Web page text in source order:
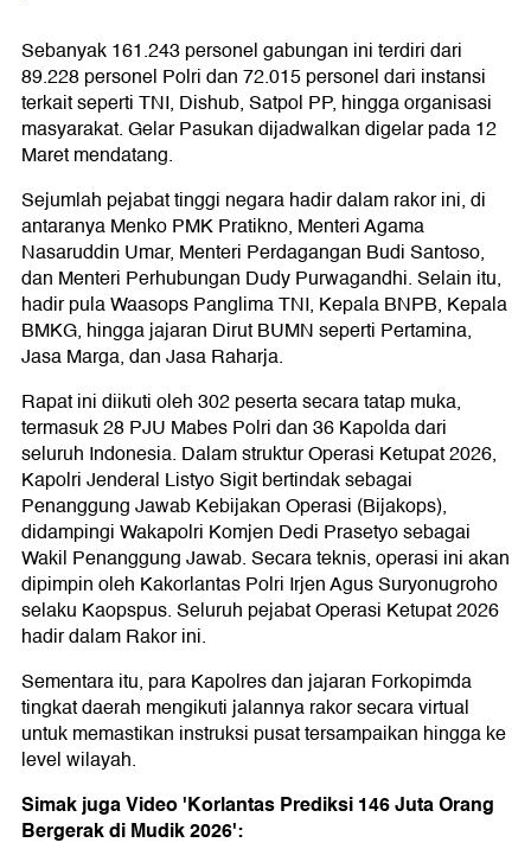
Sebanyak 161.243 personel gabungan ini terdiri dari
89.228 personel Polri dan 72.015 personel dari instansi
terkait seperti TNI, Dishub, Satpol PP, hingga organisasi
masyarakat. Gelar Pasukan dijadwalkan digelar pada 12
Maret mendatang.
Sejumlah pejabat tinggi negara hadir dalam rakor ini, di
antaranya Menko PMK Pratikno, Menteri Agama
Nasaruddin Umar, Menteri Perdagangan Budi Santoso,
dan Menteri Perhubungan Dudy Purwagandhi. Selain itu,
hadir pula Waasops Panglima TNI, Kepala BNPB, Kepala
BMKG, hingga jajaran Dirut BUMN seperti Pertamina,
Jasa Marga, dan Jasa Raharja.
Rapat ini diikuti oleh 302 peserta secara tatap muka,
termasuk 28 PJU Mabes Polri dan 36 Kapolda dari
seluruh Indonesia. Dalam struktur Operasi Ketupat 2026,
Kapolri Jenderal Listyo Sigit bertindak sebagai
Penanggung Jawab Kebijakan Operasi (Bijakops),
didampingi Wakapolri Komjen Dedi Prasetyo sebagai
Wakil Penanggung Jawab. Secara teknis, operasi ini akan
dipimpin oleh Kakorlantas Polri Irjen Agus Suryonugroho
selaku Kaopspus. Seluruh pejabat Operasi Ketupat 2026
hadir dalam Rakor ini.
Sementara itu, para Kapolres dan jajaran Forkopimda
tingkat daerah mengikuti jalannya rakor secara virtual
untuk memastikan instruksi pusat tersampaikan hingga ke
level wilayah.
Simak juga Video 'Korlantas Prediksi 146 Juta Orang
Bergerak di Mudik 2026':